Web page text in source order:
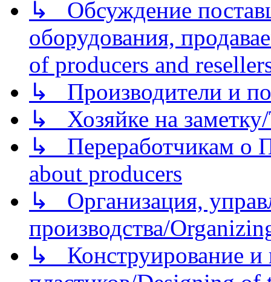
↳ Обсуждение
оборудования,
of producers and
↳ Производители и
↳ Хозяйке на
↳ Переработчикам о
about producers
↳ Организация,
производства/
↳ Конструирование и